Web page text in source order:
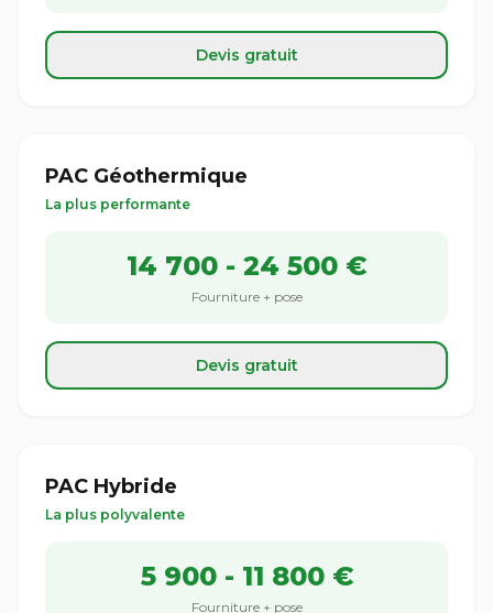
Devis gratuit
PAC Géothermique
La plus performante
14 700 - 24 500 €
Fourniture + pose
Devis gratuit
PAC Hybride
La plus polyvalente
5 900 - 11 800 €
Fourniture + pose